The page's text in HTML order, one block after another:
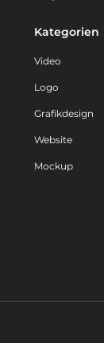
Kategorien
Video
Logo
Grafikdesign
Website
Mockup